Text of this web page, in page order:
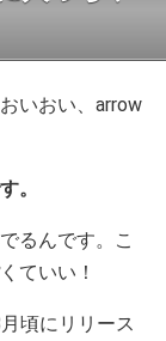
いおい、arrow
。
るんです。こ
ていい！
頃にリリース